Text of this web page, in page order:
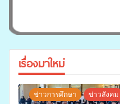
เรื่องมาใหม่
ข่าวการศึกษา ข่าวสังคม